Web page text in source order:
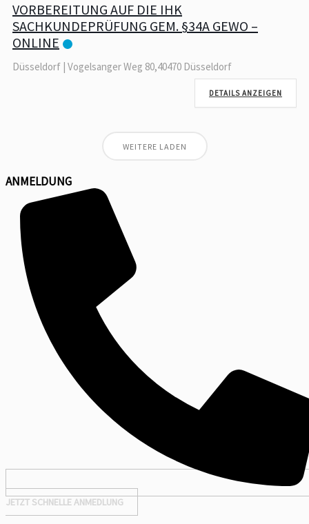
VORBEREITUNG AUF DIE IHK
SACHKUNDEPRÜFUNG GEM. §34A GEWO –
ONLINE
Düsseldorf | Vogelsanger Weg 80,40470 Düsseldorf
DETAILS ANZEIGEN
WEITERE LADEN
ANMELDUNG
JETZT SCHNELLE ANMEDLUNG